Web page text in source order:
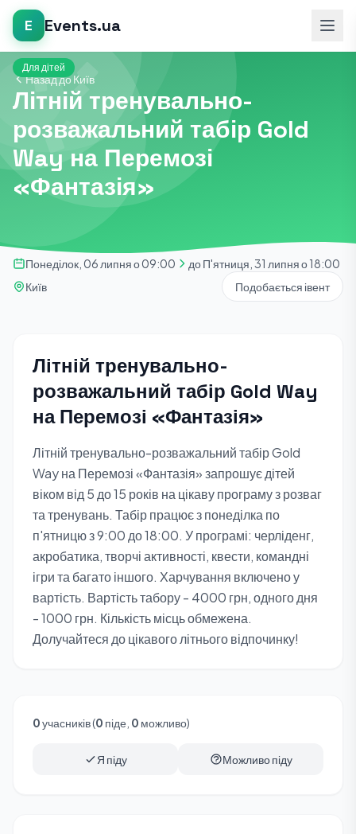
E Events.ua
Назад до Київ
Для дітей
Літній тренувально-
розважальний табір Gold
Way на Перемозі
«Фантазія»
Понеділок, 06 липня о 09:00
до П'ятниця, 31 липня о 18:00
Київ
Подобається івент
Літній тренувально-
розважальний табір Gold Way
на Перемозі «Фантазія»
Літній тренувально-розважальний табір Gold
Way на Перемозі «Фантазія» запрошує дітей
віком від 5 до 15 років на цікаву програму з розваг
та тренувань. Табір працює з понеділка по
п'ятницю з 9:00 до 18:00. У програмі: черліденг,
акробатика, творчі активності, квести, командні
ігри та багато іншого. Харчування включено у
вартість. Вартість табору - 4000 грн, одного дня
- 1000 грн. Кількість місць обмежена.
Долучайтеся до цікавого літнього відпочинку!
0учасників (0 піде, 0 можливо)
Я піду Можливо піду